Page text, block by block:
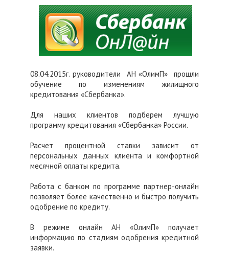
08.04.2015г. руководители АН «ОлимП» прошли
обучение по изменениям жилищного
кредитования «Сбербанка».
Для наших клиентов подберем лучшую
программу кредитования «Сбербанка» России.
Расчет процентной ставки зависит от
персональных данных клиента и комфортной
месячной оплаты кредита.
Работа с банком по программе партнер-онлайн
позволяет более качественно и быстро получить
одобрение по кредиту.
В режиме онлайн АН «ОлимП» получает
информацию по стадиям одобрения кредитной
заявки.